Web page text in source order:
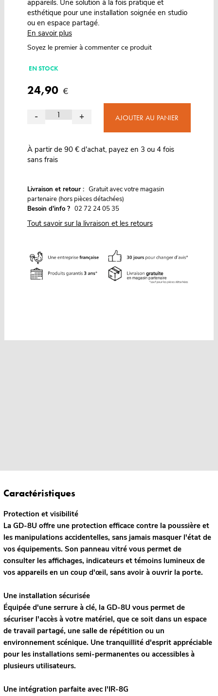
appareils. Une solution à la fois pratique et
esthétique pour une installation soignée en studio
ou en espace partagé.
En savoir plus
Soyez le premier à commenter ce produit
EN STOCK
24,90 €
- + AJOUTER AU PANIER
À partir de 90 € d'achat, payez en 3 ou 4 fois
sans frais
Livraison et retour : Gratuit avec votre magasin
partenaire (hors pièces détachées)
Besoin d'info ? 02 72 24 05 35
Tout savoir sur la livraison et les retours
Caractéristiques
Protection et visibilité
La GD-8U offre une protection efficace contre la poussière et
les manipulations accidentelles, sans jamais masquer l'état de
vos équipements. Son panneau vitré vous permet de
consulter les affichages, indicateurs et témoins lumineux de
vos appareils en un coup d'œil, sans avoir à ouvrir la porte.
Une installation sécurisée
Équipée d'une serrure à clé, la GD-8U vous permet de
sécuriser l'accès à votre matériel, que ce soit dans un espace
de travail partagé, une salle de répétition ou un
environnement scénique. Une tranquillité d'esprit appréciable
pour les installations semi-permanentes ou accessibles à
plusieurs utilisateurs.
Une intégration parfaite avec l'IR-8G